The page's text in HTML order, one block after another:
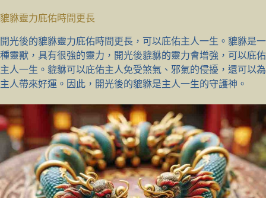
貔貅靈力庇佑時間更長
開光後的貔貅靈力庇佑時間更長，可以庇佑主人一生。貔貅是一
種靈獸，具有很強的靈力，開光後貔貅的靈力會增強，可以庇佑
主人一生。貔貅可以庇佑主人免受煞氣、邪氣的侵擾，還可以為
主人帶來好運。因此，開光後的貔貅是主人一生的守護神。